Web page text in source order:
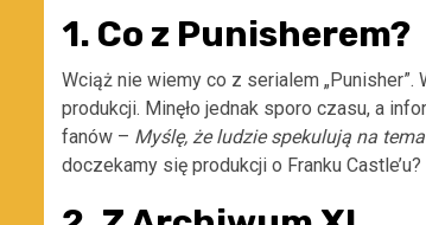
1. Co z Punisherem?
Wciąż nie wiemy co z serialem „Punisher”.
produkcji. Minęło jednak sporo czasu, a
fanów – Myślę, że ludzie spekulują na
doczekamy się produkcji o Franku